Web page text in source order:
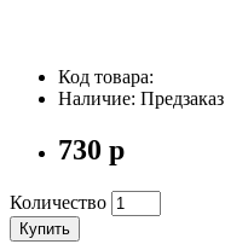
Код товара:
Наличие: Предзаказ
730 р
Количество
Купить